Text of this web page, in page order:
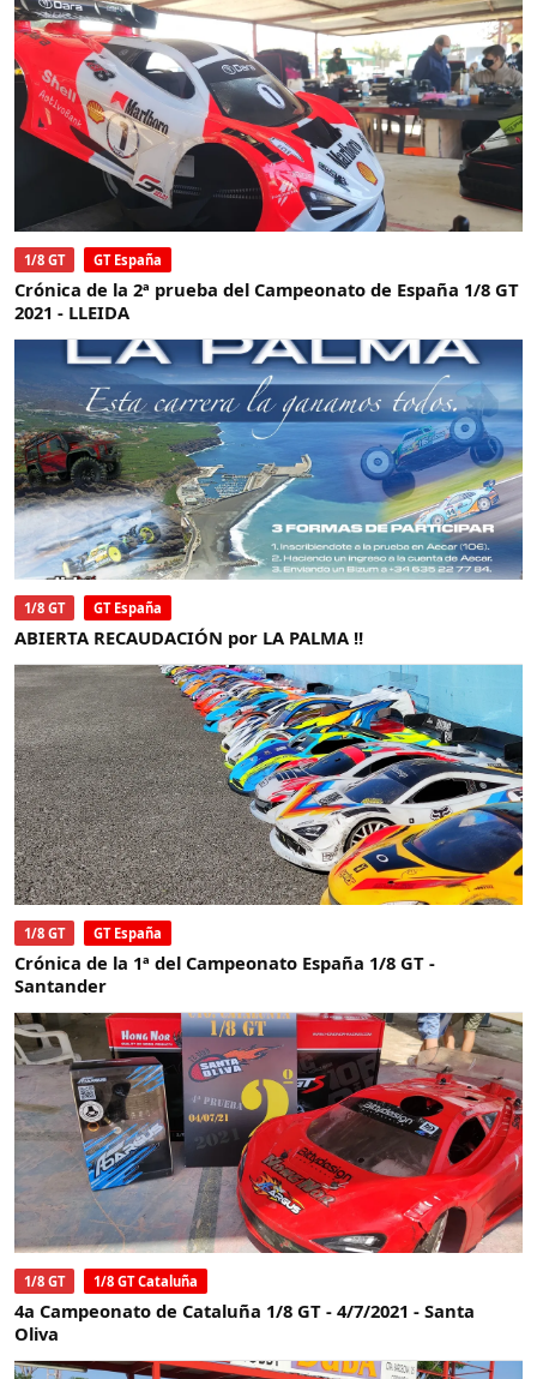
1/8 GT GT España
Crónica de la 2ª prueba del Campeonato de España 1/8 GT
2021 - LLEIDA
1/8 GT GT España
ABIERTA RECAUDACIÓN por LA PALMA !!
1/8 GT GT España
Crónica de la 1ª del Campeonato España 1/8 GT -
Santander
1/8 GT 1/8 GT Cataluña
4a Campeonato de Cataluña 1/8 GT - 4/7/2021 - Santa
Oliva